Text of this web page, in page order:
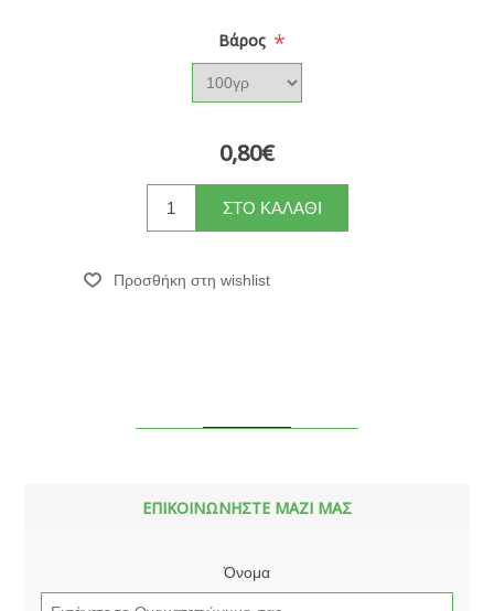
Βάρος *
0,80€
ΕΠΙΚΟΙΝΩΝΗΣΤΕ ΜΑΖΙ ΜΑΣ
Όνομα